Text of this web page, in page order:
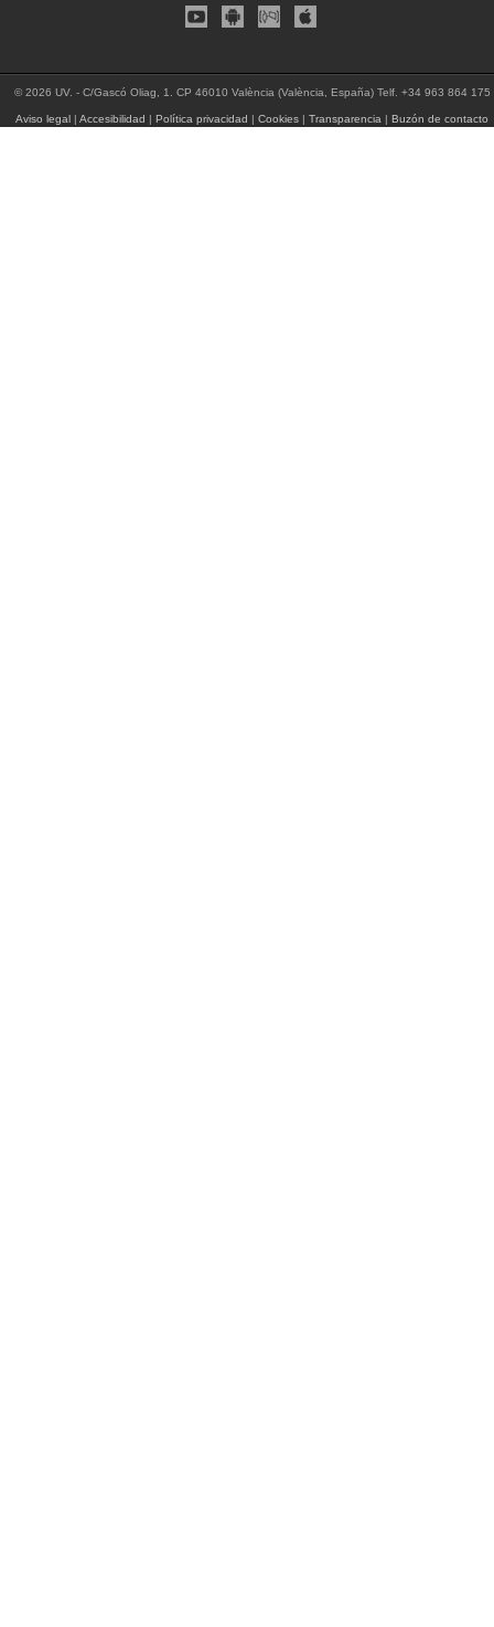
© 2026 UV. - C/Gascó Oliag, 1. CP 46010 València (València, España) Telf. +34 963 864 175
Aviso legal |Accesibilidad |Política privacidad |Cookies |Transparencia |Buzón de contacto